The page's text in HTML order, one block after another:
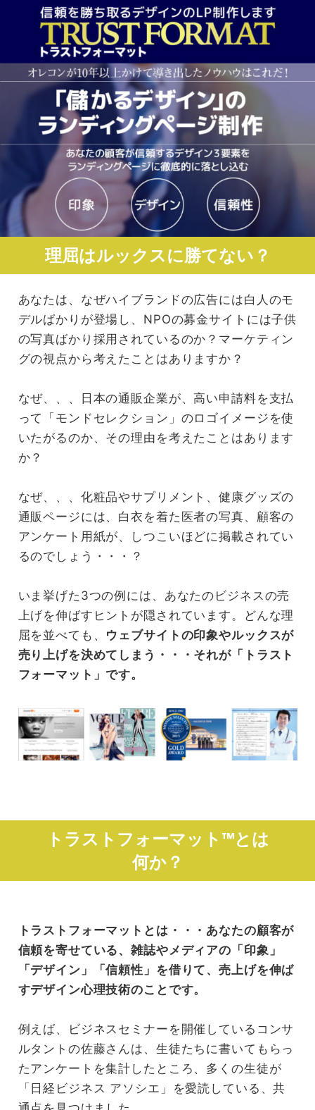
理屈はルックスに勝てない？
あなたは、なぜハイブランドの広告には白人のモ
デルばかりが登場し、NPOの募金サイトには子供
の写真ばかり採用されているのか？マーケティン
グの視点から考えたことはありますか？
なぜ、、、日本の通販企業が、高い申請料を支払
って「モンドセレクション」のロゴイメージを使
いたがるのか、その理由を考えたことはあります
か？
なぜ、、、化粧品やサプリメント、健康グッズの
通販ページには、白衣を着た医者の写真、顧客の
アンケート用紙が、しつこいほどに掲載されてい
るのでしょう・・・？
いま挙げた3つの例には、あなたのビジネスの売
上げを伸ばすヒントが隠されています。どんな理
屈を並べても、 ウェブサイトの印象やルックスが
売り上げを決めてしまう・・・それが「トラスト
フォーマット」です。
トラストフォーマット™とは
何か？
トラストフォーマットとは・・・あなたの顧客が
信頼を寄せている、雑誌やメディアの「印象」
「デザイン」「信頼性」を借りて、売上げを伸ば
すデザイン心理技術のことです。
例えば、ビジネスセミナーを開催しているコンサ
ルタントの佐藤さんは、生徒たちに書いてもらっ
たアンケートを集計したところ、多くの生徒が
「日経ビジネス アソシエ」を愛読している、共